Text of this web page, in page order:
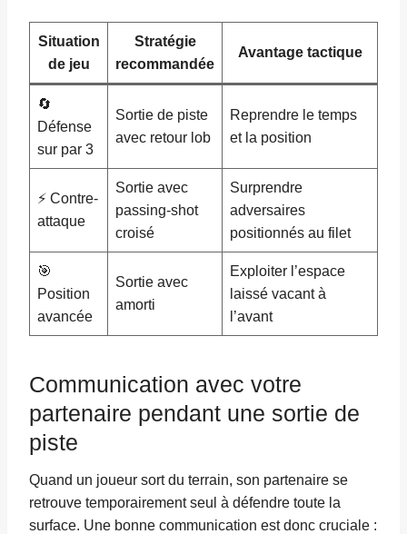
Situation
de jeu
Stratégie
recommandée
Avantage tactique
🔄
Défense
sur par 3
Sortie de piste
avec retour lob
Reprendre le temps
et la position
⚡ Contre-
attaque
Sortie avec
passing-shot
croisé
Surprendre
adversaires
positionnés au filet
🎯
Position
avancée
Sortie avec
amorti
Exploiter l’espace
laissé vacant à
l’avant
Communication avec votre
partenaire pendant une sortie de
piste
Quand un joueur sort du terrain, son partenaire se
retrouve temporairement seul à défendre toute la
surface. Une bonne communication est donc cruciale :